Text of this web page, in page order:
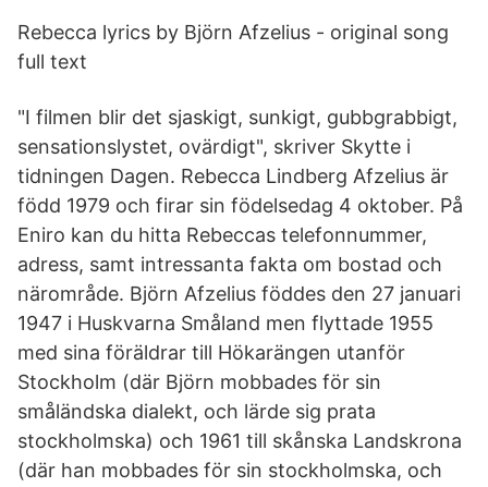
Rebecca lyrics by Björn Afzelius - original song
full text
"I filmen blir det sjaskigt, sunkigt, gubb­grabbigt,
sensationslystet, ovärdigt", skriver Skytte i
tidningen Dagen. Rebecca Lindberg Afzelius är
född 1979 och firar sin födelsedag 4 oktober. På
Eniro kan du hitta Rebeccas telefonnummer,
adress, samt intressanta fakta om bostad och
närområde. Björn Afzelius föddes den 27 januari
1947 i Huskvarna Småland men flyttade 1955
med sina föräldrar till Hökarängen utanför
Stockholm (där Björn mobbades för sin
småländska dialekt, och lärde sig prata
stockholmska) och 1961 till skånska Landskrona
(där han mobbades för sin stockholmska, och